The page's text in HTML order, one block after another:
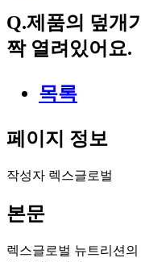
Q.제품의 덮개
짝 열려있어요.
목록
페이지 정보
작성자 렉스글로벌
본문
렉스글로벌 뉴트리션